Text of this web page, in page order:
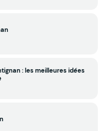
: les meilleures idées